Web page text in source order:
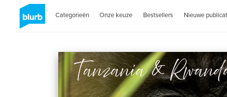
Categorieën Onze keuze Bestsellers Nieuwe